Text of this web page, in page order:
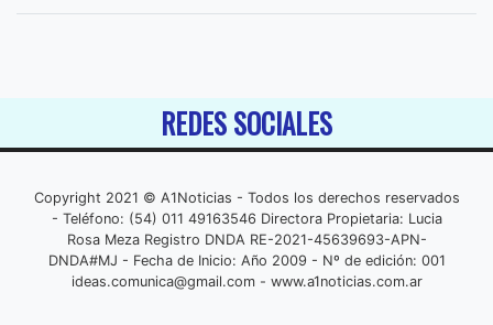
REDES SOCIALES
Copyright 2021 © A1Noticias - Todos los derechos reservados
- Teléfono: (54) 011 49163546 Directora Propietaria: Lucia
Rosa Meza Registro DNDA RE-2021-45639693-APN-
DNDA#MJ - Fecha de Inicio: Año 2009 - Nº de edición: 001
ideas.comunica@gmail.com- www.a1noticias.com.ar